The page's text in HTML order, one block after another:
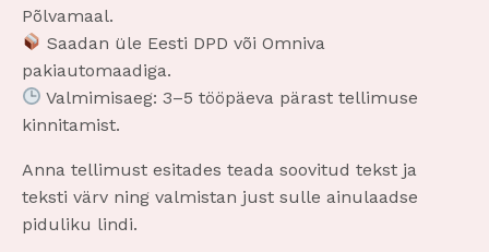
Põlvamaal.
Saadan üle Eesti DPD või Omniva
pakiautomaadiga.
Valmimisaeg: 3–5 tööpäeva pärast tellimuse
kinnitamist.
Anna tellimust esitades teada soovitud tekst ja
teksti värv ning valmistan just sulle ainulaadse
piduliku lindi.